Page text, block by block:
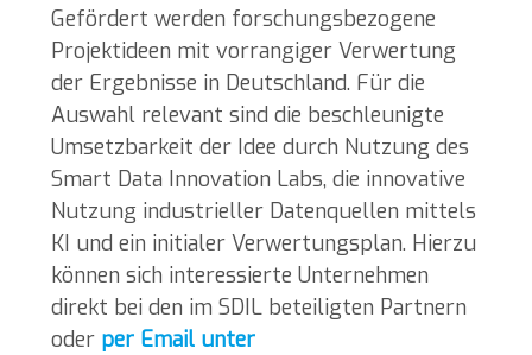
Gefördert werden forschungsbezogene
Projektideen mit vorrangiger Verwertung
der Ergebnisse in Deutschland. Für die
Auswahl relevant sind die beschleunigte
Umsetzbarkeit der Idee durch Nutzung des
Smart Data Innovation Labs, die innovative
Nutzung industrieller Datenquellen mittels
KI und ein initialer Verwertungsplan. Hierzu
können sich interessierte Unternehmen
direkt bei den im SDIL beteiligten Partnern
oder per Email unter